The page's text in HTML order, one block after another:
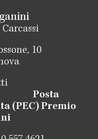
10
Posta
(PEC) Premio